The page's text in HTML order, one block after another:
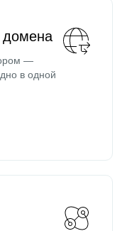
домена
—
в одной